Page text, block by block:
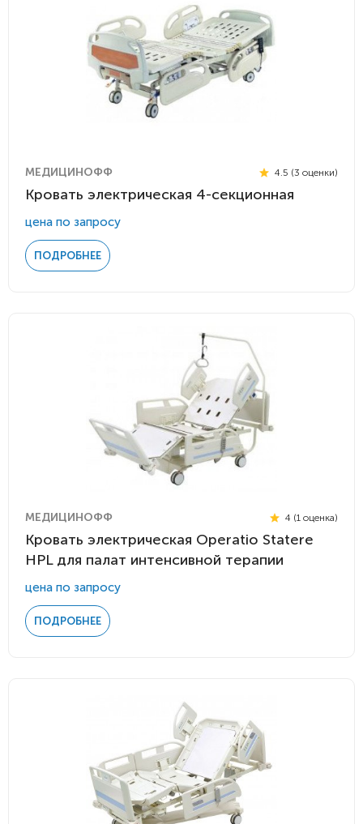
МЕДИЦИНОФФ 4.5 (3 оценки)
Кровать электрическая 4-секционная
цена по запросу
ПОДРОБНЕЕ
МЕДИЦИНОФФ 4 (1 оценка)
Кровать электрическая Operatio Statere
HPL для палат интенсивной терапии
цена по запросу
ПОДРОБНЕЕ